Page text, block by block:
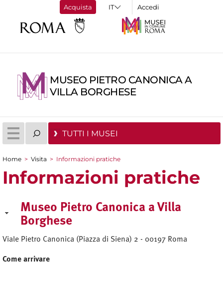
Acquista Accedi
MUSEO PIETRO CANONICA A
VILLA BORGHESE
TUTTI I MUSEI
Tu sei qui
Home > Visita > Informazioni pratiche
Informazioni pratiche
Museo Pietro Canonica a Villa
Borghese
Viale Pietro Canonica (Piazza di Siena) 2 - 00197 Roma
Come arrivare